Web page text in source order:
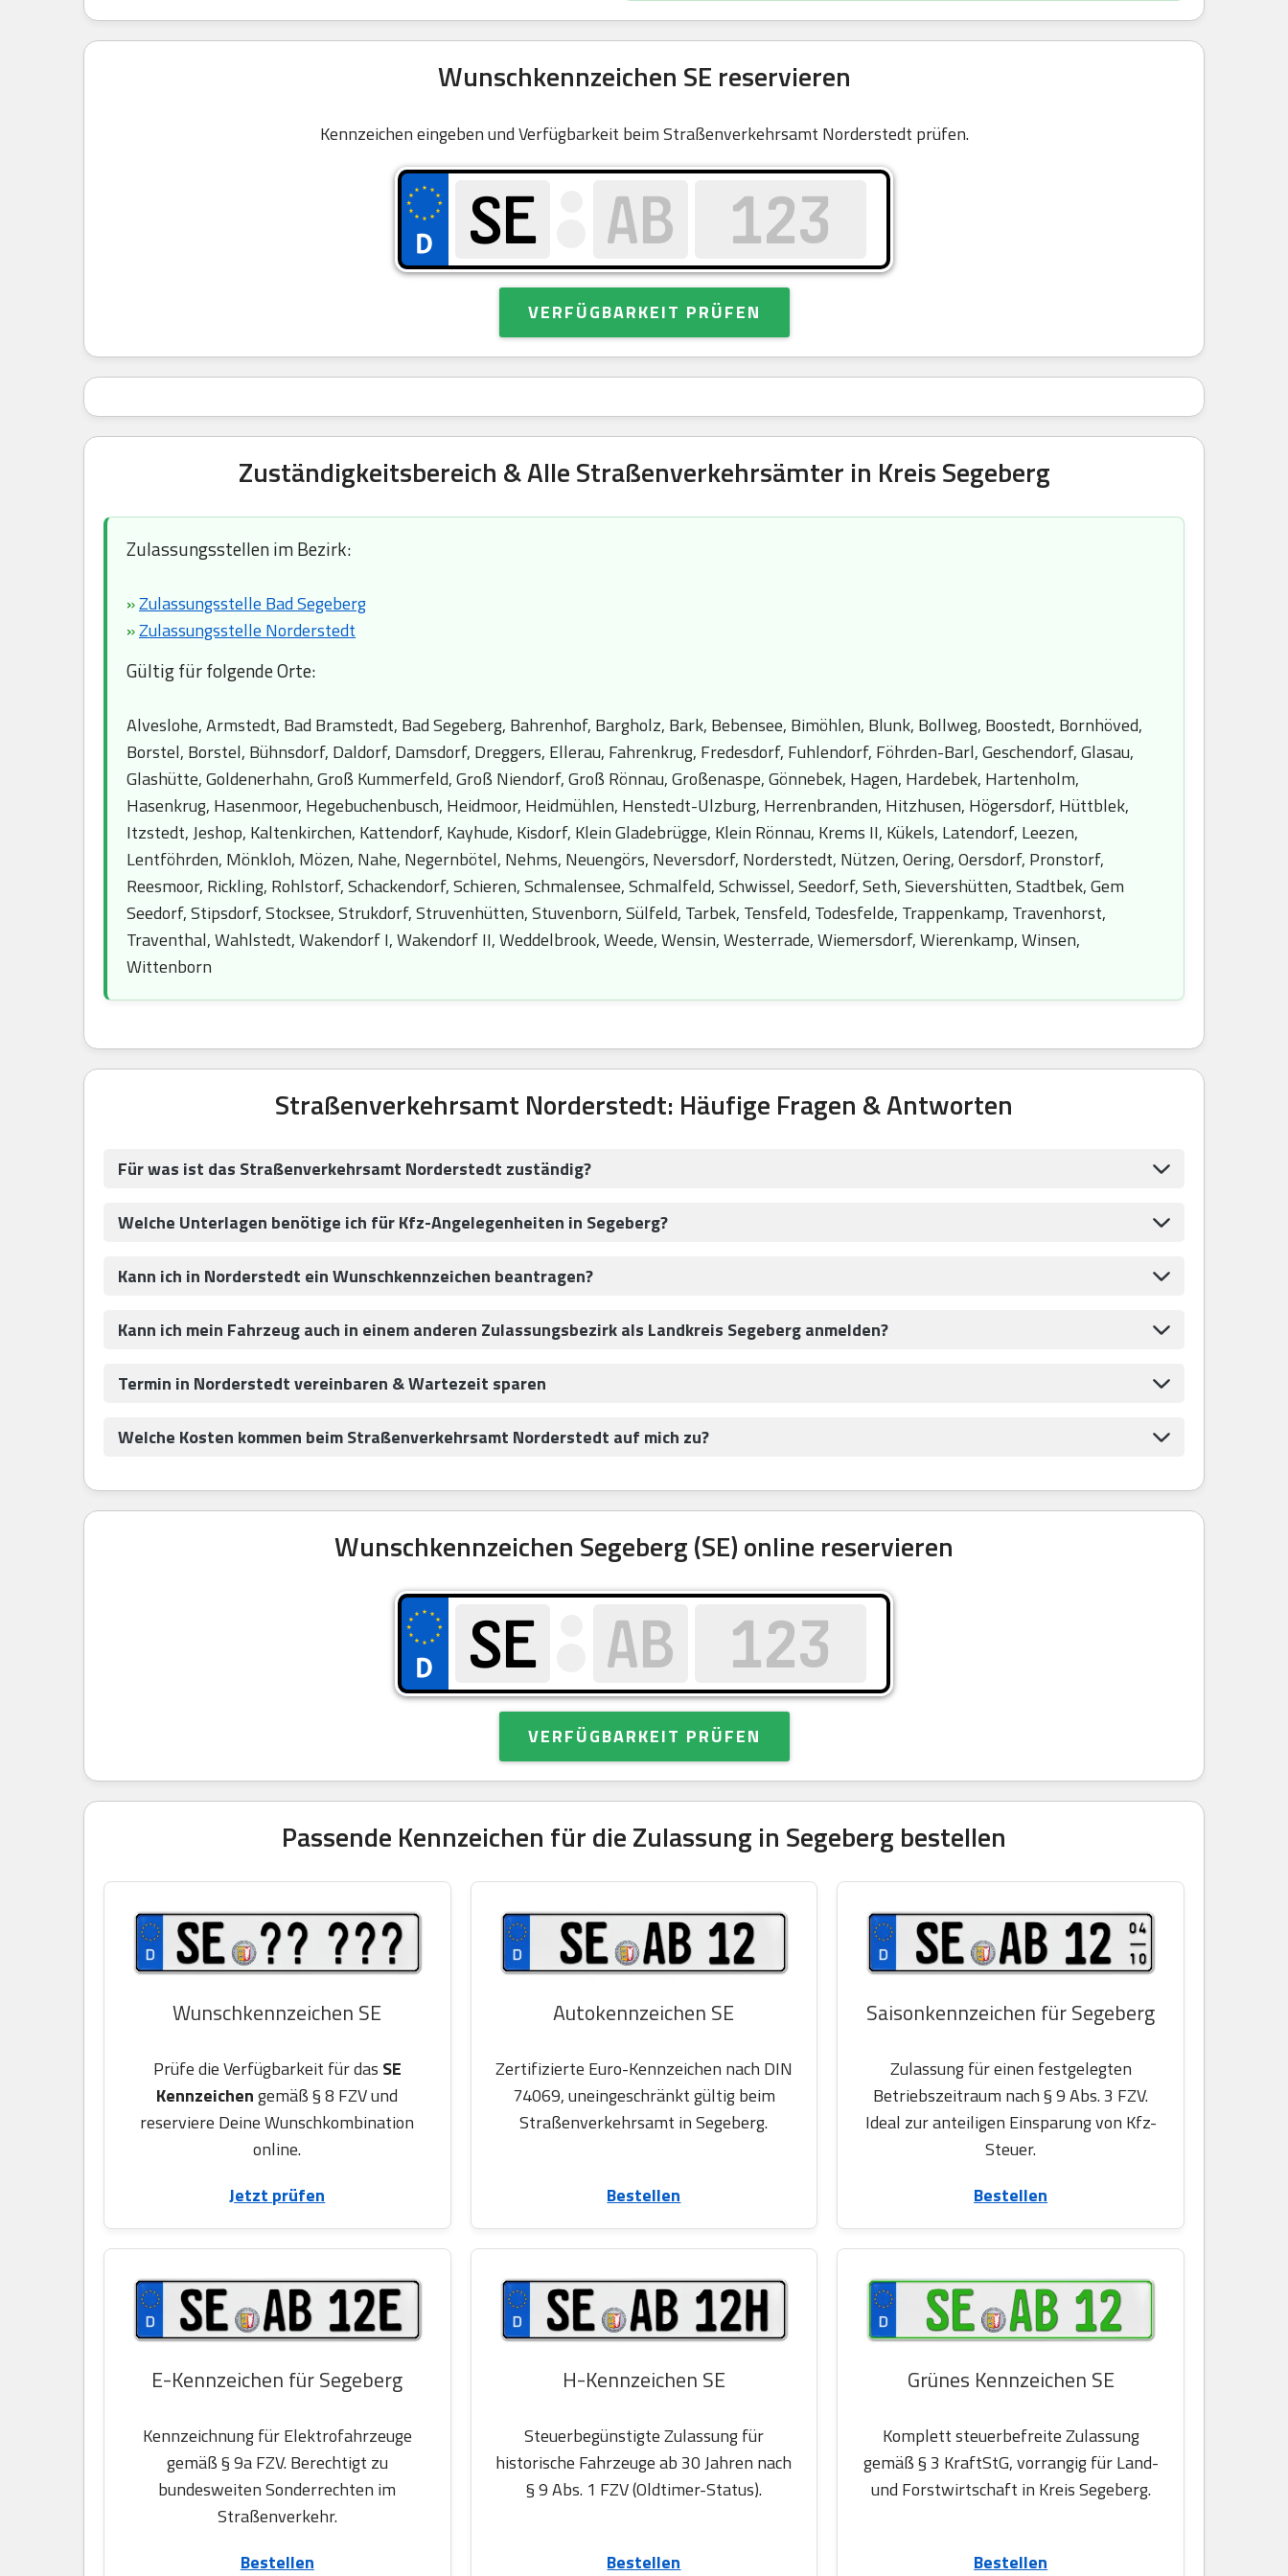
Wunschkennzeichen SE reservieren
Kennzeichen eingeben und Verfügbarkeit beim Straßenverkehrsamt Norderstedt prüfen.
VERFÜGBARKEIT PRÜFEN
Zuständigkeitsbereich & Alle Straßenverkehrsämter in Kreis Segeberg
Zulassungsstellen im Bezirk:
»Zulassungsstelle Bad Segeberg
»Zulassungsstelle Norderstedt
Gültig für folgende Orte:
Alveslohe, Armstedt, Bad Bramstedt, Bad Segeberg, Bahrenhof, Bargholz, Bark, Bebensee, Bimöhlen, Blunk, Bollweg, Boostedt, Bornhöved,
Borstel, Borstel, Bühnsdorf, Daldorf, Damsdorf, Dreggers, Ellerau, Fahrenkrug, Fredesdorf, Fuhlendorf, Föhrden-Barl, Geschendorf, Glasau,
Glashütte, Goldenerhahn, Groß Kummerfeld, Groß Niendorf, Groß Rönnau, Großenaspe, Gönnebek, Hagen, Hardebek, Hartenholm,
Hasenkrug, Hasenmoor, Hegebuchenbusch, Heidmoor, Heidmühlen, Henstedt-Ulzburg, Herrenbranden, Hitzhusen, Högersdorf, Hüttblek,
Itzstedt, Jeshop, Kaltenkirchen, Kattendorf, Kayhude, Kisdorf, Klein Gladebrügge, Klein Rönnau, Krems II, Kükels, Latendorf, Leezen,
Lentföhrden, Mönkloh, Mözen, Nahe, Negernbötel, Nehms, Neuengörs, Neversdorf, Norderstedt, Nützen, Oering, Oersdorf, Pronstorf,
Reesmoor, Rickling, Rohlstorf, Schackendorf, Schieren, Schmalensee, Schmalfeld, Schwissel, Seedorf, Seth, Sievershütten, Stadtbek, Gem
Seedorf, Stipsdorf, Stocksee, Strukdorf, Struvenhütten, Stuvenborn, Sülfeld, Tarbek, Tensfeld, Todesfelde, Trappenkamp, Travenhorst,
Traventhal, Wahlstedt, Wakendorf I, Wakendorf II, Weddelbrook, Weede, Wensin, Westerrade, Wiemersdorf, Wierenkamp, Winsen,
Wittenborn
Straßenverkehrsamt Norderstedt: Häufige Fragen & Antworten
Für was ist das Straßenverkehrsamt Norderstedt zuständig?
Welche Unterlagen benötige ich für Kfz-Angelegenheiten in Segeberg?
Kann ich in Norderstedt ein Wunschkennzeichen beantragen?
Kann ich mein Fahrzeug auch in einem anderen Zulassungsbezirk als Landkreis Segeberg anmelden?
Termin in Norderstedt vereinbaren & Wartezeit sparen
Welche Kosten kommen beim Straßenverkehrsamt Norderstedt auf mich zu?
Wunschkennzeichen Segeberg (SE) online reservieren
VERFÜGBARKEIT PRÜFEN
Passende Kennzeichen für die Zulassung in Segeberg bestellen
Wunschkennzeichen SE
Prüfe die Verfügbarkeit für das SE
Kennzeichengemäß § 8 FZV und
reserviere Deine Wunschkombination
online.
Jetzt prüfen
Autokennzeichen SE
Zertifizierte Euro-Kennzeichen nach DIN
74069, uneingeschränkt gültig beim
Straßenverkehrsamt in Segeberg.
Bestellen
Saisonkennzeichen für Segeberg
Zulassung für einen festgelegten
Betriebszeitraum nach § 9 Abs. 3 FZV.
Ideal zur anteiligen Einsparung von Kfz-
Steuer.
Bestellen
E-Kennzeichen für Segeberg
Kennzeichnung für Elektrofahrzeuge
gemäß § 9a FZV. Berechtigt zu
bundesweiten Sonderrechten im
Straßenverkehr.
Bestellen
H-Kennzeichen SE
Steuerbegünstigte Zulassung für
historische Fahrzeuge ab 30 Jahren nach
§ 9 Abs. 1 FZV (Oldtimer-Status).
Bestellen
Grünes Kennzeichen SE
Komplett steuerbefreite Zulassung
gemäß § 3 KraftStG, vorrangig für Land-
und Forstwirtschaft in Kreis Segeberg.
Bestellen